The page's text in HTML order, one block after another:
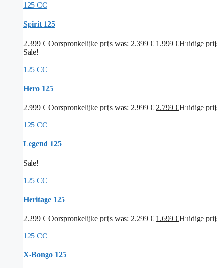
125 CC
Spirit 125
2.399€ Oorspronkelijke prijs was: 2.399 €.1.999 €Huidige
Sale!
125 CC
Hero 125
2.999€ Oorspronkelijke prijs was: 2.999 €.2.799 €Huidige
125 CC
Legend 125
Sale!
125 CC
Heritage 125
2.299€ Oorspronkelijke prijs was: 2.299 €.1.699 €Huidige
125 CC
X-Bongo 125